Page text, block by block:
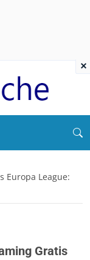
Europa League:
Gratis
×